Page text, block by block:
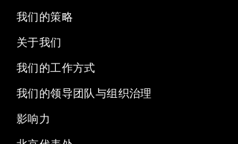
我们的策略
关于我们
我们的工作方式
我们的领导团队与组织治理
影响力